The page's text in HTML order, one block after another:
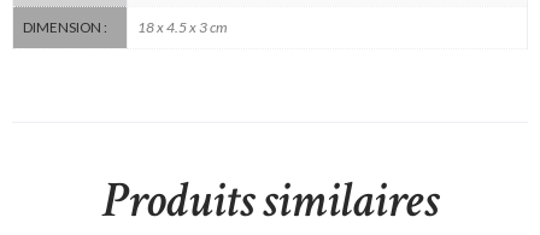
DIMENSION : 18 x 4.5 x 3 cm
Produits similaires